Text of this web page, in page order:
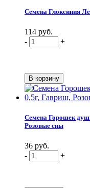
Семена Глоксиния
114 руб.
-
+
Семена Горошек
Розовые сны
36 руб.
-
+